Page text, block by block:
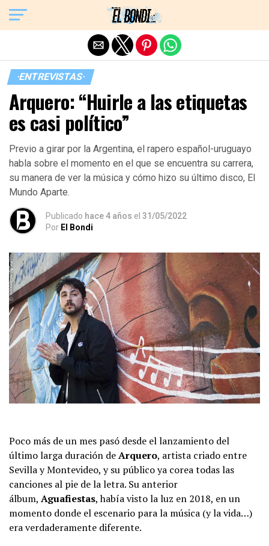
·ENTREVISTAS·
Arquero: “Huirle a las etiquetas
es casi político”
Previo a girar por la Argentina, el rapero español-uruguayo
habla sobre el momento en el que se encuentra su carrera,
su manera de ver la música y cómo hizo su último disco, El
Mundo Aparte.
Publicado hace 4 años el 31/05/2022
Por El Bondi
Poco más de un mes pasó desde el lanzamiento del
último larga duración deArquero, artista criado entre
Sevilla y Montevideo, y su público ya corea todas las
canciones al pie de la letra. Su anterior
álbum, Aguafiestas, había visto la luz en 2018, en un
momento donde el escenario para la música (y la vida…)
era verdaderamente diferente.
Exit mobile version